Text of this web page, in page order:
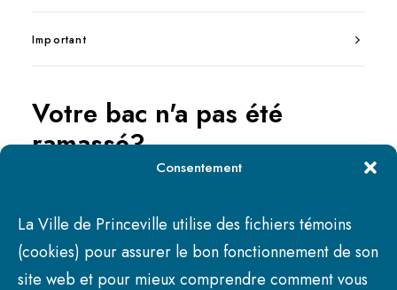
Consentement
La Ville de Princeville utilise des fichiers témoins
(cookies) pour assurer le bon fonctionnement de son
site web et pour mieux comprendre comment vous
Important
Votre bac n'a pas été
ramassé?
Bac non accessible
Matières trop compactées